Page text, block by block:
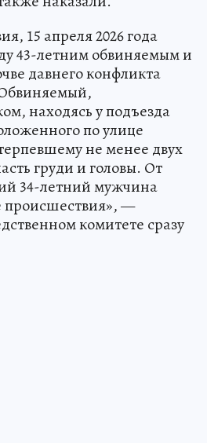
15 апреля 2026 года
43-летним обвиняемым и
давнего конфликта
находясь у подъезда
по улице
не менее двух
груди и головы. От
34-летний мужчина
происшествия», —
комитете сразу